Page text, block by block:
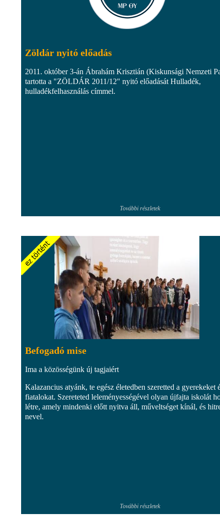
Zöldár nyitó előadás
2011. október 3-án Ábrahám Krisztián (Kiskunsági Nemzeti
tartotta a "ZÖLDÁR 2011/12" nyitó előadását Hulladék,
hulladékfelhasználás címmel.
További részletek
Befogadó mise
Ima a közösségünk új tagjaiért
Kalazancius atyánk, te egész életedben szeretted a gyerekeket
fiatalokat. Szereteted leleményességével olyan újfajta iskolát
létre, amely mindenki előtt nyitva áll, műveltséget kínál, és
nevel.
További részletek